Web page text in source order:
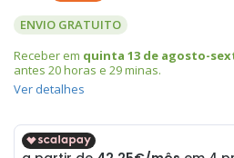
ENVIO GRATUITO
Receber em quinta 13 de agosto-
antes 20 horas e 29 minas.
Ver detalhes